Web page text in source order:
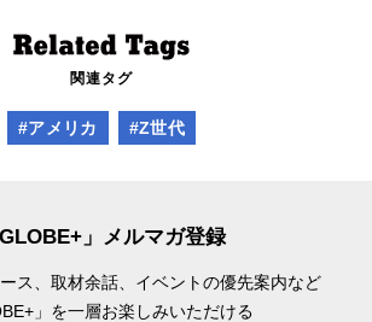
関連タグ
#アメリカ #Z世代
GLOBE+」メルマガ登録
ス、取材余話、 イベントの優先案内など
」を一層お楽しみいただける